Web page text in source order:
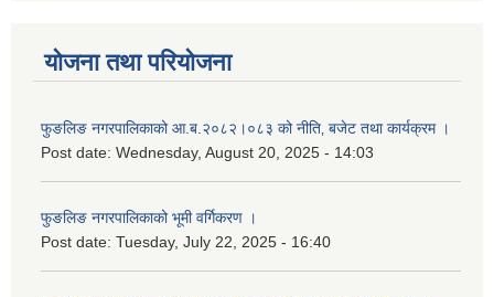
योजना तथा परियोजना
फुङलिङ नगरपालिकाको आ.ब.२०८२।०८३ को नीति‚ बजेट तथा कार्यक्रम ।
Post date: Wednesday, August 20, 2025 - 14:03
फुङलिङ नगरपालिकाको भूमी वर्गिकरण ।
Post date: Tuesday, July 22, 2025 - 16:40